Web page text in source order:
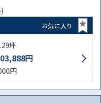
お気に入り
坪
円
円